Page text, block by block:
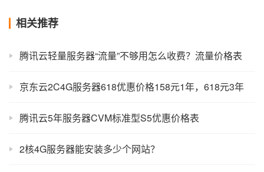
相关推荐
腾讯云轻量服务器“流量”不够用怎么收费？流量价格表
京东云2C4G服务器618优惠价格158元1年，618元3年
腾讯云5年服务器CVM标准型S5优惠价格表
2核4G服务器能安装多少个网站？